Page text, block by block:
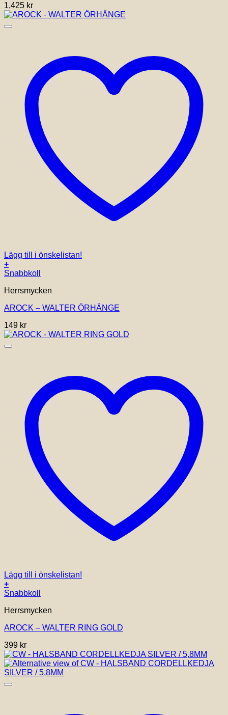
De
olika
alternativen
produktsidan
1,425 kr
Lägg till i önskelistan!
+
Snabbkoll
Herrsmycken
AROCK – WALTER ÖRHÄNGE
149 kr
Lägg till i önskelistan!
+
Den
produkten
flera
De
olika
alternativen
kan
väljas
Snabbkoll
Herrsmycken
AROCK – WALTER RING GOLD
399 kr